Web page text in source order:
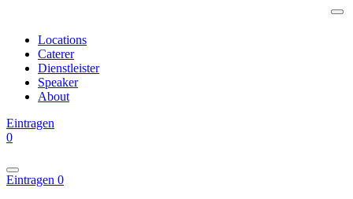
Locations
Caterer
Dienstleister
Speaker
About
Eintragen
0
Eintragen 0